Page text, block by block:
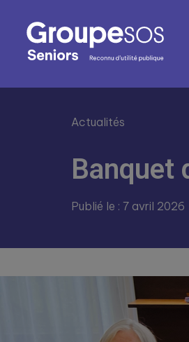
Actualités
Banquet
Publié le : 7 avril 2026